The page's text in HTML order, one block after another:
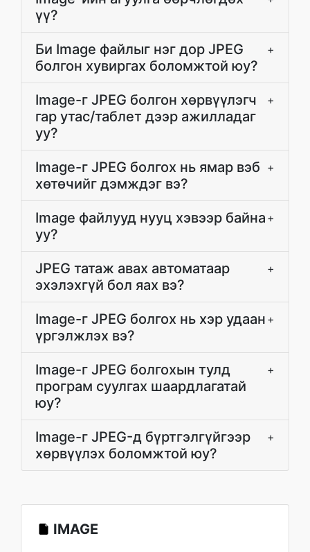
үү?
Би Image файлыг нэг дор JPEG
болгон хувиргах боломжтой юу?
+
Image-г JPEG болгон хөрвүүлэгч
гар утас/таблет дээр ажилладаг
уу?
+
Image-г JPEG болгох нь ямар вэб
хөтөчийг дэмждэг вэ?
+
Image файлууд нууц хэвээр байна
уу?
+
JPEG татаж авах автоматаар
эхэлэхгүй бол яах вэ?
+
Image-г JPEG болгох нь хэр удаан
үргэлжлэх вэ?
+
Image-г JPEG болгохын тулд
програм суулгах шаардлагатай
юу?
+
Image-г JPEG-д бүртгэлгүйгээр
хөрвүүлэх боломжтой юу?
+
IMAGE